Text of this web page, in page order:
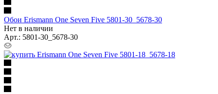
Обои Erismann One Seven Five 5801-30_5678-30
Нет в наличии
Арт.: 5801-30_5678-30